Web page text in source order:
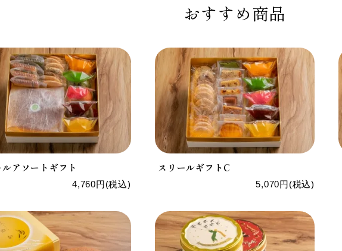
おすすめ商品
アソートギフト
4,760円(税込)
スリールギフトC
5,070円(税込)